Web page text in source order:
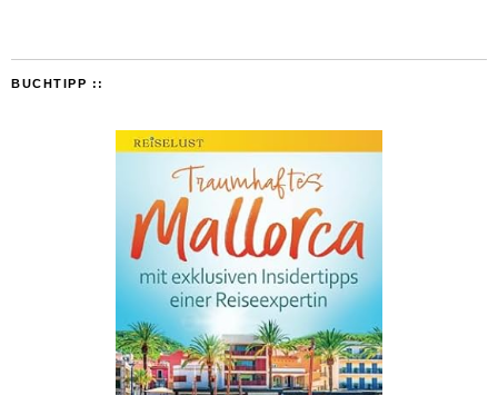
BUCHTIPP ::